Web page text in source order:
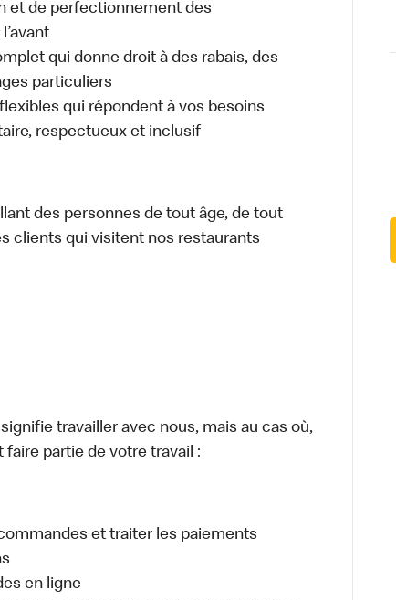
et de perfectionnement des
qui donne droit à des rabais, des
particuliers
qui répondent à vos besoins
respectueux et inclusif
des personnes de tout âge, de tout
clients qui visitent nos restaurants
travailler avec nous, mais au cas où,
partie de votre travail :
et traiter les paiements
en ligne